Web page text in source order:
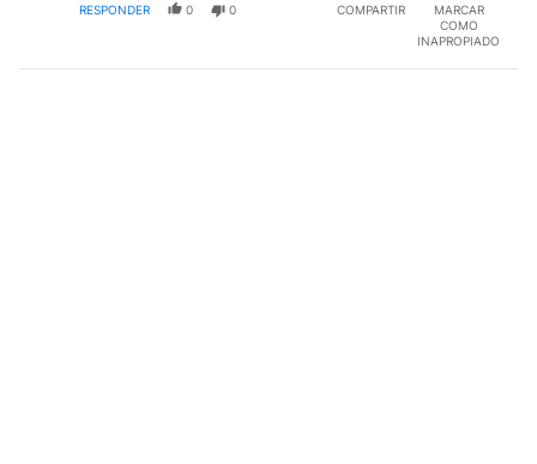
Pueblo...tiene...MEMORIA...!!!
RESPONDER 0 0 COMPARTIR
MARCAR
COMO
INAPROPIADO